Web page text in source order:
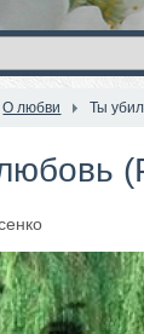
О любви Ты